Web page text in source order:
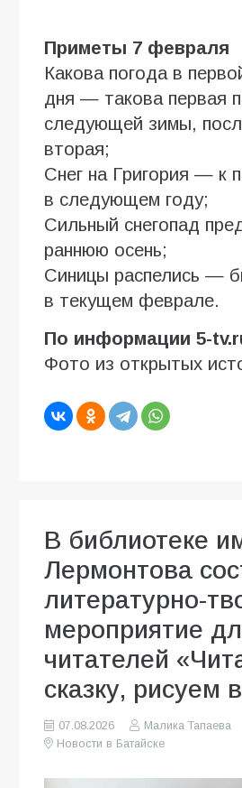
Приметы 7 февраля
Какова погода в
дня — такова первая
следующей зимы,
вторая;
Снег на Григория — к
в следующем году;
Сильный снегопад
раннюю осень;
Синицы распелись —
в текущем феврале.
По информации 5-
Фото из открытых
В библиотеке
Лермонтова
литературно-
мероприятие
читателей
сказку, рисуем
07.08.2026
Малика Тапаева
Новости в Батайске